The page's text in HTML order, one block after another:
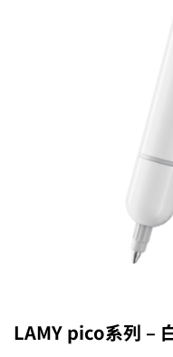
LAMY pico系列 –